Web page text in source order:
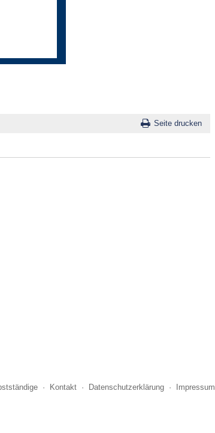
Seite drucken
· Kontakt · Datenschutzerklärung · Impressum